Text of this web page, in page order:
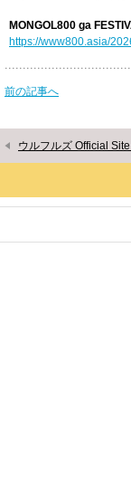
MONGOL800 ga
https://www800.asia/
前の記事へ
ウルフルズ Official